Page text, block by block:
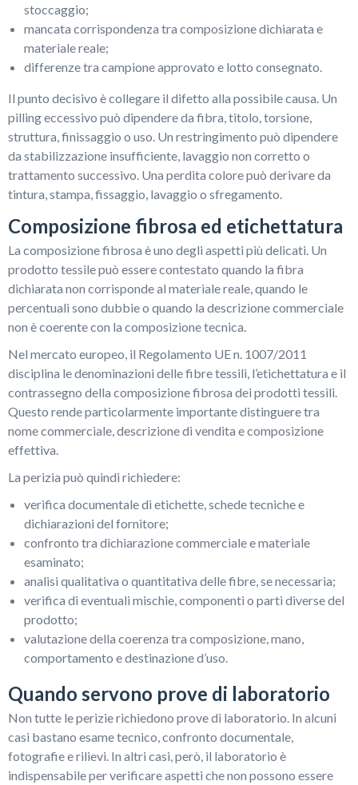
stoccaggio;
mancata corrispondenza tra composizione dichiarata e
materiale reale;
differenze tra campione approvato e lotto consegnato.
Il punto decisivo è collegare il difetto alla possibile causa. Un
pilling eccessivo può dipendere da fibra, titolo, torsione,
struttura, finissaggio o uso. Un restringimento può dipendere
da stabilizzazione insufficiente, lavaggio non corretto o
trattamento successivo. Una perdita colore può derivare da
tintura, stampa, fissaggio, lavaggio o sfregamento.
Composizione fibrosa ed etichettatura
La composizione fibrosa è uno degli aspetti più delicati. Un
prodotto tessile può essere contestato quando la fibra
dichiarata non corrisponde al materiale reale, quando le
percentuali sono dubbie o quando la descrizione commerciale
non è coerente con la composizione tecnica.
Nel mercato europeo, il Regolamento UE n. 1007/2011
disciplina le denominazioni delle fibre tessili, l’etichettatura e il
contrassegno della composizione fibrosa dei prodotti tessili.
Questo rende particolarmente importante distinguere tra
nome commerciale, descrizione di vendita e composizione
effettiva.
La perizia può quindi richiedere:
verifica documentale di etichette, schede tecniche e
dichiarazioni del fornitore;
confronto tra dichiarazione commerciale e materiale
esaminato;
analisi qualitativa o quantitativa delle fibre, se necessaria;
verifica di eventuali mischie, componenti o parti diverse del
prodotto;
valutazione della coerenza tra composizione, mano,
comportamento e destinazione d’uso.
Quando servono prove di laboratorio
Non tutte le perizie richiedono prove di laboratorio. In alcuni
casi bastano esame tecnico, confronto documentale,
fotografie e rilievi. In altri casi, però, il laboratorio è
indispensabile per verificare aspetti che non possono essere